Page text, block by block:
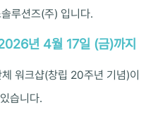
루션즈(주) 입니다.
년 4월 17일 (금)까지
워크샵(창립 20주년 기념)이
습니다.